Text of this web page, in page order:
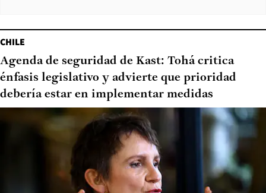
CHILE
Agenda de seguridad de Kast: Tohá critica
énfasis legislativo y advierte que prioridad
debería estar en implementar medidas